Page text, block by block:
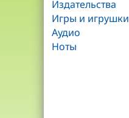
Издательства
Игры и игрушки
Аудио
Ноты